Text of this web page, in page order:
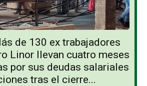
de 130 ex trabajadores
Linor llevan cuatro meses
por sus deudas salariales
tras el cierre...